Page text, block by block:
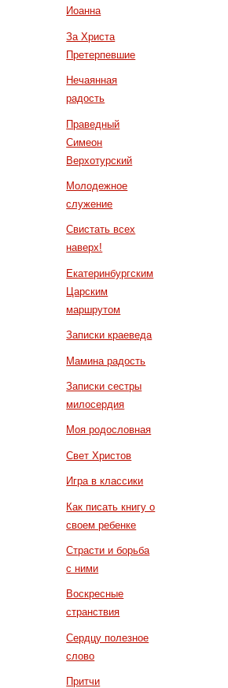
Иоанна
За Христа
Претерпевшие
Нечаянная
радость
Праведный
Симеон
Верхотурский
Молодежное
служение
Свистать всех
наверх!
Екатеринбургским
Царским
маршрутом
Записки краеведа
Мамина радость
Записки сестры
милосердия
Моя родословная
Свет Христов
Игра в классики
Как писать книгу о
своем ребенке
Страсти и борьба
с ними
Воскресные
странствия
Сердцу полезное
слово
Притчи